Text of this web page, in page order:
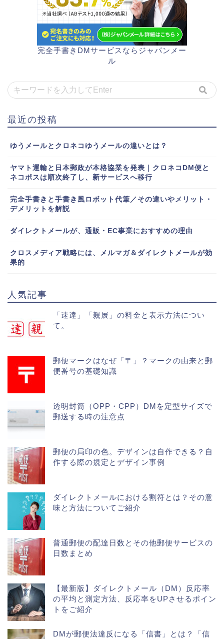
完全手書きDMサービスならジャパンメー
ル
最近の投稿
ゆうメールとクロネコゆうメールの違いとは？
ヤマト運輸と日本郵政が本格協業を発表｜クロネコDM便と
ネコポスは順次終了し、新サービスへ移行
完全手書きと手書き風ロボット代筆／その違いやメリット・
デメリットを解説
ダイレクトメールが、通販・EC事業におすすめの理由
クロスメディア戦略には、メルマガ＆ダイレクトメールが効
果的
人気記事
「速達」「親展」の料金と表示方法につい
て。
郵便マークはなぜ「〒」？マークの由来と郵
便番号の基礎知識
透明封筒（OPP・CPP）DMを定型サイズで
郵送する時の注意点
郵便の局印の色。デザインは自作できる？自
作する際の規定とデザイン事例
ダイレクトメールにおける割符とは？その意
味と方法についてご紹介
普通郵便の配達日数とその他郵便サービスの
日数まとめ
【最新版】ダイレクトメール（DM）反応率
の平均と測定方法、反応率をUPさせるポイン
トをご紹介
DMが郵便法違反になる「信書」とは？「信